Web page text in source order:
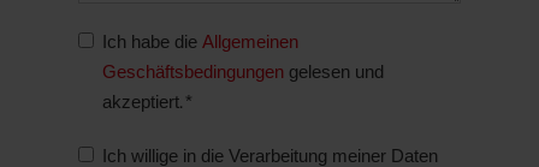
Ich habe die Allgemeinen
Geschäftsbedingungen gelesen und
akzeptiert. *
Ich willige in die Verarbeitung meiner Daten